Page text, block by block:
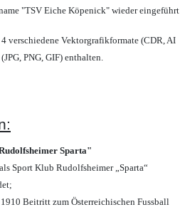
"TSV Eiche Köpenick" wieder eingeführt
verschiedene Vektorgrafikformate (CDR, AI
PNG, GIF) enthalten.
Sparta"
Sport Klub Rudolfsheimer „Sparta“
Beitritt zum Österreichischen Fussball